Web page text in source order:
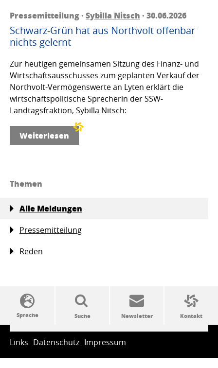
Pressemitteilung · Sybilla Nitsch · 30.06.2026
Schwarz-Grün hat aus Northvolt offenbar
nichts gelernt
Zur heutigen gemeinsamen Sitzung des Finanz- und
Wirtschaftsausschusses zum geplanten Verkauf der
Northvolt-Vermögenswerte an Lyten erklärt die
wirtschaftspolitische Sprecherin der SSW-
Landtagsfraktion, Sybilla Nitsch:
Weiterlesen
Themen
Alle Meldungen
Pressemitteilung
Reden
SSW-Politik von A bis Z
Links Datenschutz Impressum